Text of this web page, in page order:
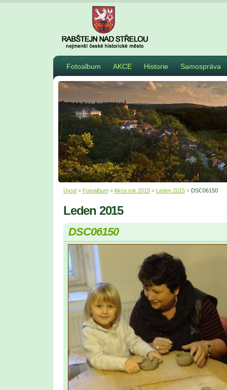
Fotoalbum AKCE Historie Samospráva
Úvod » Fotoalbum »Akce rok 2015 » Leden 2015 » DSC06150
Leden 2015
DSC06150